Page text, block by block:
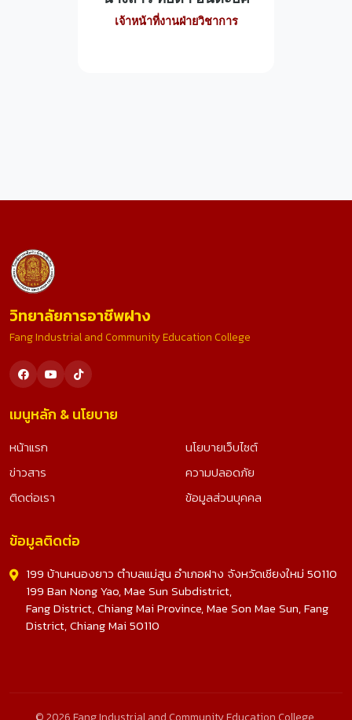
เจ้าหน้าที่งานฝ่ายวิชาการ
วิทยาลัยการอาชีพฝาง
Fang Industrial and Community Education College
เมนูหลัก & นโยบาย
หน้าแรก
ข่าวสาร
ติดต่อเรา
นโยบายเว็บไซต์
ความปลอดภัย
ข้อมูลส่วนบุคคล
ข้อมูลติดต่อ
199 บ้านหนองยาว ตำบลแม่สูน อำเภอฝาง จังหวัดเชียงใหม่ 50110
199 Ban Nong Yao, Mae Sun Subdistrict,
Fang District, Chiang Mai Province, Mae Son Mae Sun, Fang
District, Chiang Mai 50110